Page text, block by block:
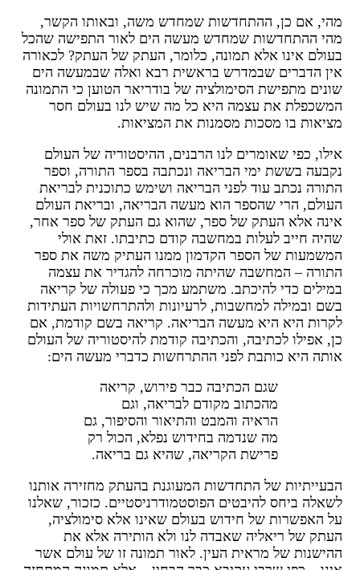
אם כן, ההתחדשות שמחדש משה, ובאותו הקשר,
ההתחדשות שמחדש מעשה הים לאור התפישה שהכל
אינו אלא תמונה, כלומר, העתק של העתק? לכאורה
הדברים שבמדרש בראשית רבא ואלה שבמעשה הים
מתפישת הסימולציה של בודריאר הטוען כי התמונה
את עצמה היא כל מה שיש לנו בעולם חסר
בו מסכות מסמנות את המציאות.
כפי שאומרים לנו הרבנים, ההיסטוריה של העולם
בששת ימי הבריאה ונכתבה בספר התורה, וספר
נכתב עוד לפני הבריאה ושימש כתוכנית לבריאת
הרי שהספר הוא מעשה הבריאה, ובריאת העולם
אלא העתק של ספר, שהוא גם העתק של ספר אחר,
חייב לעלות במחשבה קודם כתיבתו. זאת אולי
של הספר הקדמון ממנו העתיק משה את ספר
– המחשבה שהיתה מוכרחה להגדיר את עצמה
כדי להיכתב. משתמע מכך כי פעולה של קריאה
ובמילה למחשבות, לרעיונות ולהתרחשויות העתידות
היא היא מעשה הבריאה. קריאה בשם קודמת, אם
אפילו לכתיבה, והכתיבה קודמת להיסטוריה של העולם
היא כותבת לפני ההתרחשות כדברי מעשה הים:
שגם הכתיבה כבר פירוש, קריאה
מהכתוב מקודם לבריאה, וגם
הראיה והמבט והתיאור והסיפור, גם
מה שנדמה בחידוש נפלא, הכול רק
פרישת הקריאה, שהיא גם בריאה.
של התחדשות המעוגנת בהעתק מחזירה אותנו
ביחס להיבטים הפוסטמודרניסטיים. כזכור, שאלנו
האפשרות של חידוש בעולם שאינו אלא סימולציה,
של ריאליה שאבדה לנו ולא הותירה אלא את
של מראית העין. לאור תמונה זו של עולם אשר